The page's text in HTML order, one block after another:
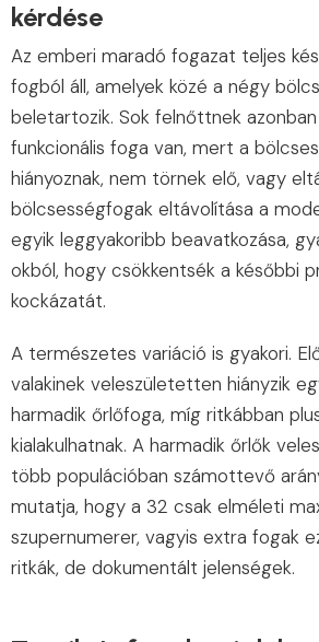
kérdése
Az emberi maradó fogazat teljes
fogból áll, amelyek közé a négy
beletartozik. Sok felnőttnek
funkcionális foga van, mert a
hiányoznak, nem törnek elő, vagy
bölcsességfogak eltávolítása a
egyik leggyakoribb beavatkozása,
okból, hogy csökkentsék a későbbi
kockázatát.
A természetes variáció is gyakori.
valakinek veleszületetten hiányzik
harmadik őrlőfoga, míg ritkábban
kialakulhatnak. A harmadik őrlők
több populációban számottevő
mutatja, hogy a 32 csak elméleti
szupernumerer, vagyis extra fogak
ritkák, de dokumentált jelenségek.